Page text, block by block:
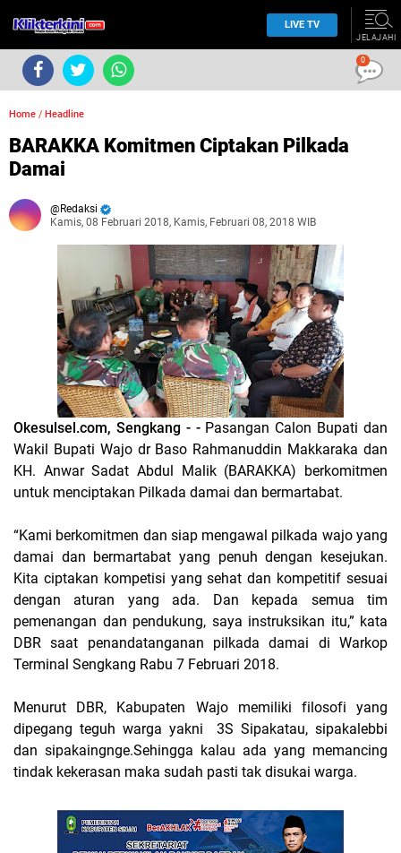
LIVE TV
JELAJAHI
Home / Headline
BARAKKA Komitmen Ciptakan Pilkada
Damai
Redaksi
Kamis, 08 Februari 2018, Kamis, Februari 08, 2018 WIB
Okesulsel.com, Sengkang - - Pasangan Calon Bupati dan
Wakil Bupati Wajo dr Baso Rahmanuddin Makkaraka dan
KH. Anwar Sadat Abdul Malik (BARAKKA) berkomitmen
untuk menciptakan Pilkada damai dan bermartabat.
“Kami berkomitmen dan siap mengawal pilkada wajo yang
damai dan bermartabat yang penuh dengan kesejukan.
Kita ciptakan kompetisi yang sehat dan kompetitif sesuai
dengan aturan yang ada. Dan kepada semua tim
pemenangan dan pendukung, saya instruksikan itu,” kata
DBR saat penandatanganan pilkada damai di Warkop
Terminal Sengkang Rabu 7 Februari 2018.
Menurut DBR, Kabupaten Wajo memiliki filosofi yang
dipegang teguh warga yakni 3S Sipakatau, sipakalebbi
dan sipakaingnge.Sehingga kalau ada yang memancing
tindak kekerasan maka sudah pasti tak disukai warga.
0